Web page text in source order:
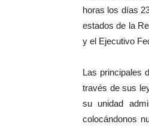
horas los días
estados de la
y el Ejecutivo
Las principales
través de sus
su unidad
colocándonos